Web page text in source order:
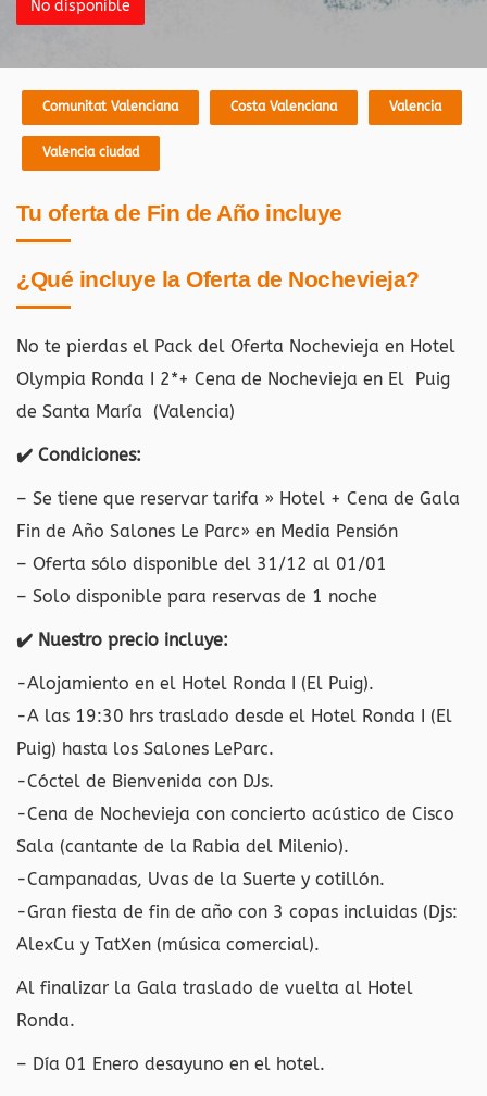
No disponible
Comunitat Valenciana Costa Valenciana Valencia
Valencia ciudad
Tu oferta de Fin de Año incluye
¿Qué incluye la Oferta de Nochevieja?
No te pierdas el Pack del Oferta Nochevieja en Hotel
Olympia Ronda I 2*+ Cena de Nochevieja en El Puig
de Santa María (Valencia)
✔️ Condiciones:
– Se tiene que reservar tarifa » Hotel + Cena de Gala
Fin de Año Salones Le Parc» en Media Pensión
– Oferta sólo disponible del 31/12 al 01/01
– Solo disponible para reservas de 1 noche
✔️ Nuestro precio incluye:
-Alojamiento en el Hotel Ronda I (El Puig).
-A las 19:30 hrs traslado desde el Hotel Ronda I (El
Puig) hasta los Salones LeParc.
-Cóctel de Bienvenida con DJs.
-Cena de Nochevieja con concierto acústico de Cisco
Sala (cantante de la Rabia del Milenio).
-Campanadas, Uvas de la Suerte y cotillón.
-Gran fiesta de fin de año con 3 copas incluidas (Djs:
AlexCu y TatXen (música comercial).
Al finalizar la Gala traslado de vuelta al Hotel
Ronda.
– Día 01 Enero desayuno en el hotel.